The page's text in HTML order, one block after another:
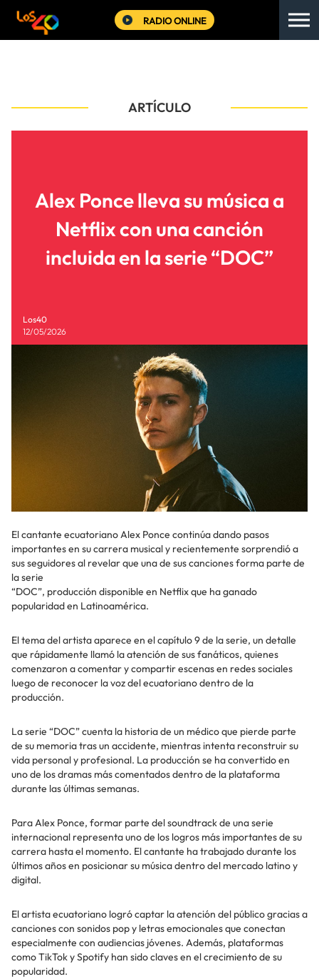
RADIO ONLINE
ARTÍCULO
Alex Ponce lleva su música a
Netflix con una canción
incluida en la serie “DOC”
Los40
12/05/2026
El cantante ecuatoriano Alex Ponce continúa dando pasos
importantes en su carrera musical y recientemente sorprendió a
sus seguidores al revelar que una de sus canciones forma parte de
la serie
“DOC”, producción disponible en Netflix que ha ganado
popularidad en Latinoamérica.
El tema del artista aparece en el capítulo 9 de la serie, un detalle
que rápidamente llamó la atención de sus fanáticos, quienes
comenzaron a comentar y compartir escenas en redes sociales
luego de reconocer la voz del ecuatoriano dentro de la
producción.
La serie “DOC” cuenta la historia de un médico que pierde parte
de su memoria tras un accidente, mientras intenta reconstruir su
vida personal y profesional. La producción se ha convertido en
uno de los dramas más comentados dentro de la plataforma
durante las últimas semanas.
Para Alex Ponce, formar parte del soundtrack de una serie
internacional representa uno de los logros más importantes de su
carrera hasta el momento. El cantante ha trabajado durante los
últimos años en posicionar su música dentro del mercado latino y
digital.
El artista ecuatoriano logró captar la atención del público gracias a
canciones con sonidos pop y letras emocionales que conectan
especialmente con audiencias jóvenes. Además, plataformas
como TikTok y Spotify han sido claves en el crecimiento de su
popularidad.